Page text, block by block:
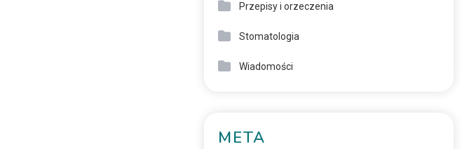
Przepisy i orzeczenia
Stomatologia
Wiadomości
META